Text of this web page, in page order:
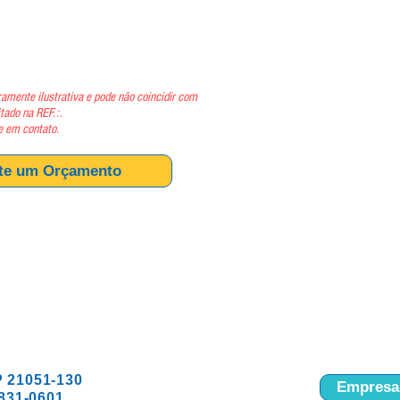
um Orçamento
ilustrativa e pode não coincidir com
na REF.:.
em contato.
21051-130